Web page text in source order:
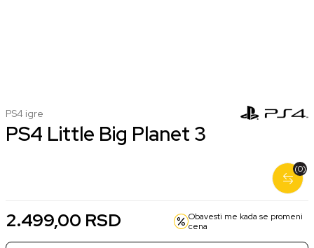
PS4 igre
PS4 Little Big Planet 3
2.499,00 RSD
Obavesti me kada se promeni
cena
(0)